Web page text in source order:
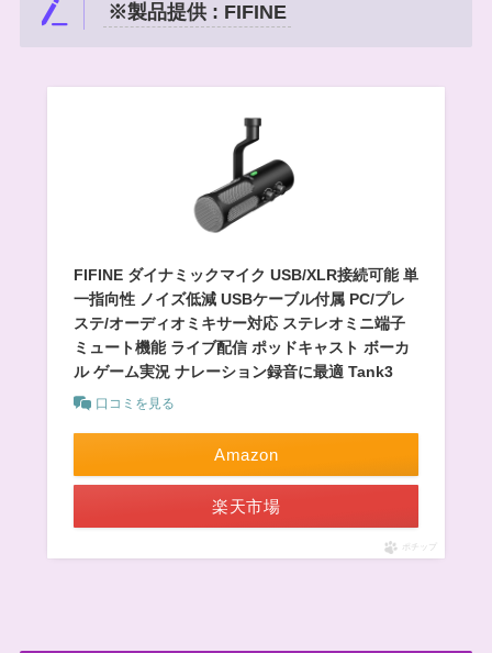
※製品提供 : FIFINE
FIFINE ダイナミックマイク USB/XLR接続可能 単
一指向性 ノイズ低減 USBケーブル付属 PC/プレ
ステ/オーディオミキサー対応 ステレオミニ端子
ミュート機能 ライブ配信 ポッドキャスト ボーカ
ル ゲーム実況 ナレーション録音に最適 Tank3
口コミを見る
Amazon
楽天市場
ポチップ